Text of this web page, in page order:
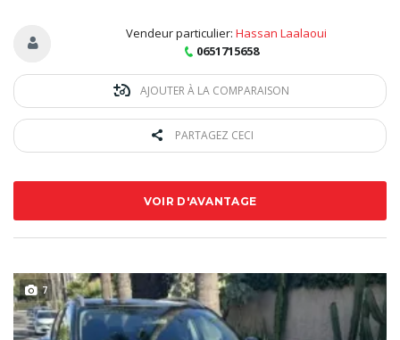
Vendeur particulier: Hassan Laalaoui
0651715658
AJOUTER À LA COMPARAISON
PARTAGEZ CECI
VOIR D'AVANTAGE
7